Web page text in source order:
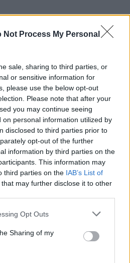
Not Process My Personal
sale, sharing to third parties, or
or sensitive information for
please use the below opt-out
Please note that after your
you may continue seeing
on personal information utilized by
disclosed to third parties prior to
opt-out of the further
information by third parties on the
This information may
third parties on the IAB’s List of
that may further disclose it to other
Opt Outs
Sharing of my
tento produkt?
5908231336453
G-PB-D-REL5000
GTV
Výsuvy s bočnicou